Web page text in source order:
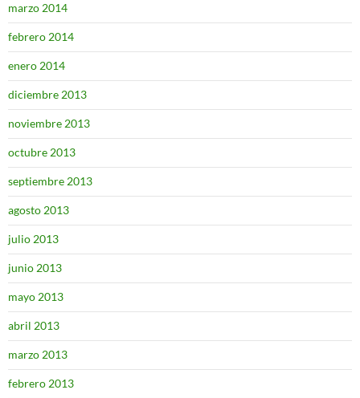
marzo 2014
febrero 2014
enero 2014
diciembre 2013
noviembre 2013
octubre 2013
septiembre 2013
agosto 2013
julio 2013
junio 2013
mayo 2013
abril 2013
marzo 2013
febrero 2013